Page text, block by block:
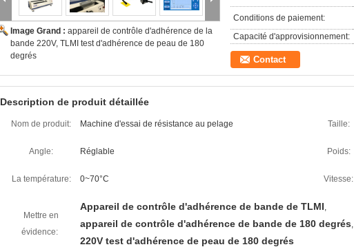
Image Grand : appareil de contrôle d'adhérence de la
bande 220V, TLMI test d'adhérence de peau de 180
degrés
Conditions de paiement:
Capacité d'approvisionnement:
Contact
Description de produit détaillée
Nom de produit: Machine d'essai de résistance au pelage Taille:
Angle: Réglable Poids:
La température: 0~70°C Vitesse:
Mettre en
évidence:
Appareil de contrôle d'adhérence de bande de TLMI,
appareil de contrôle d'adhérence de bande de 180 degrés,
220V test d'adhérence de peau de 180 degrés